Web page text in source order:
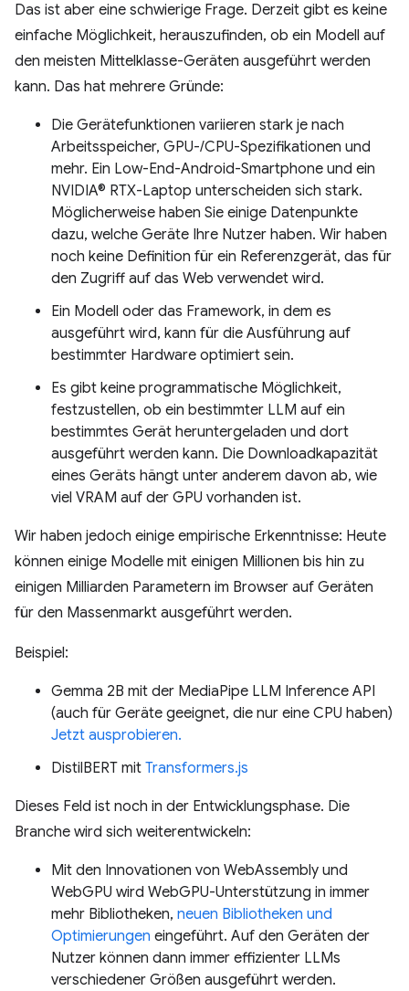
Das ist aber eine schwierige Frage. Derzeit gibt es keine
einfache Möglichkeit, herauszufinden, ob ein Modell auf
den meisten Mittelklasse-Geräten ausgeführt werden
kann. Das hat mehrere Gründe:
Die Gerätefunktionen variieren stark je nach
Arbeitsspeicher, GPU-/CPU-Spezifikationen und
mehr. Ein Low-End-Android-Smartphone und ein
NVIDIA® RTX-Laptop unterscheiden sich stark.
Möglicherweise haben Sie einige Datenpunkte
dazu, welche Geräte Ihre Nutzer haben. Wir haben
noch keine Definition für ein Referenzgerät, das für
den Zugriff auf das Web verwendet wird.
Ein Modell oder das Framework, in dem es
ausgeführt wird, kann für die Ausführung auf
bestimmter Hardware optimiert sein.
Es gibt keine programmatische Möglichkeit,
festzustellen, ob ein bestimmter LLM auf ein
bestimmtes Gerät heruntergeladen und dort
ausgeführt werden kann. Die Downloadkapazität
eines Geräts hängt unter anderem davon ab, wie
viel VRAM auf der GPU vorhanden ist.
Wir haben jedoch einige empirische Erkenntnisse: Heute
können einige Modelle mit einigen Millionen bis hin zu
einigen Milliarden Parametern im Browser auf Geräten
für den Massenmarkt ausgeführt werden.
Beispiel:
Gemma 2B mit der MediaPipe LLM Inference API
(auch für Geräte geeignet, die nur eine CPU haben)
Jetzt ausprobieren.
DistilBERT mit Transformers.js
Dieses Feld ist noch in der Entwicklungsphase. Die
Branche wird sich weiterentwickeln:
Mit den Innovationen von WebAssembly und
WebGPU wird WebGPU-Unterstützung in immer
mehr Bibliotheken, neuen Bibliotheken und
Optimierungen eingeführt. Auf den Geräten der
Nutzer können dann immer effizienter LLMs
verschiedener Größen ausgeführt werden.